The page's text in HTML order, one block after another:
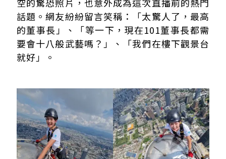
空的驚恐照片，也意外成為這次直播前的熱門
話題。網友紛紛留言笑稱：「太驚人了，最高
的董事長」、「等一下，現在101董事長都需
要會十八般武藝嗎？」、「我們在樓下觀景台
就好」。